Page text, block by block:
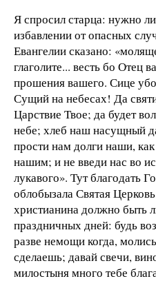
Я спросил старца: нужно
избавлении от опасных
Евангелии сказано:
глаголите... весть бо Отец
прошения вашего. Сице
Сущий на небесах! Да
Царствие Твое; да будет
небе; хлеб наш насущный
прости нам долги наши,
нашим; и не введи нас во
лукавого». Тут благодать
облобызала Святая
христианина должно быть
праздничных дней: будь
разве немощи когда,
сделаешь; давай свечи,
милостыня много тебе